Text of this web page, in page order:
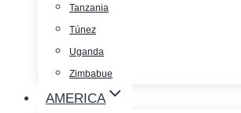
Tanzania
Túnez
Uganda
Zimbabue
AMERICA